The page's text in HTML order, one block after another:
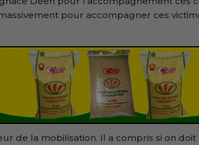
pour accompagner ces
de la mobilisation. Il a compris si on doit